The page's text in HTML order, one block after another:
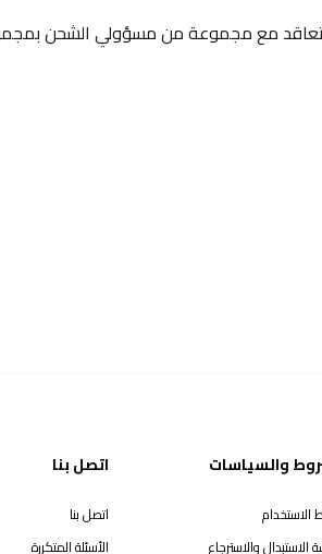
مع مجموعة من مسؤولي الشحن
والسياسات
الاستخدام
الاستبدال والاسترجاع
اتصل بنا
اتصل بنا
الأسئلة المتكررة